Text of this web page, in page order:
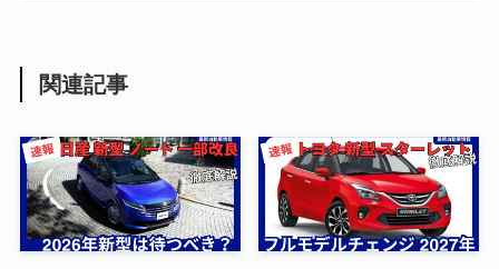
関連記事